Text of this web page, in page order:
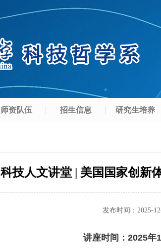
师资队伍 招生信息 研究生培养
科技人文讲堂 | 美国国家创新
发布时间： 2025-
讲座时间：2025年